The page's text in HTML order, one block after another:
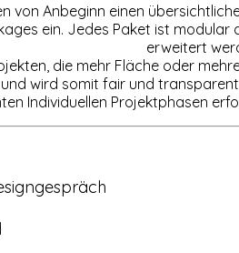
von Anbeginn einen
ein. Jedes Paket ist
erweitert
die mehr Fläche oder
wird somit fair und
Individuellen Projektphasen